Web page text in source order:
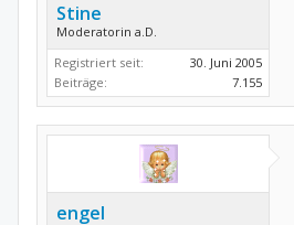
Stine
Moderatorin a.D.
Registriert seit:
30. Juni 2005
Beiträge:
7.155
engel